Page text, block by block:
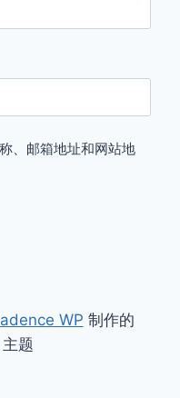
、邮箱地址和网站地
WP 制作的
题